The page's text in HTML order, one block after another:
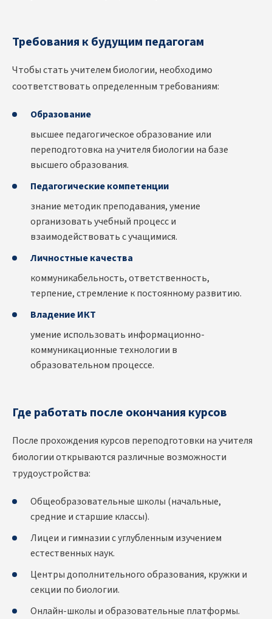
Требования к будущим педагогам
Чтобы стать учителем биологии, необходимо
соответствовать определенным требованиям:
Образование
высшее педагогическое образование или
переподготовка на учителя биологии на базе
высшего образования.
Педагогические компетенции
знание методик преподавания, умение
организовать учебный процесс и
взаимодействовать с учащимися.
Личностные качества
коммуникабельность, ответственность,
терпение, стремление к постоянному развитию.
Владение ИКТ
умение использовать информационно-
коммуникационные технологии в
образовательном процессе.
Где работать после окончания курсов
После прохождения курсов переподготовки на учителя
биологииоткрываются различные возможности
трудоустройства:
Общеобразовательные школы (начальные,
средние и старшие классы).
Лицеи и гимназии с углубленным изучением
естественных наук.
Центры дополнительного образования, кружки и
секции по биологии.
Онлайн-школы и образовательные платформы.